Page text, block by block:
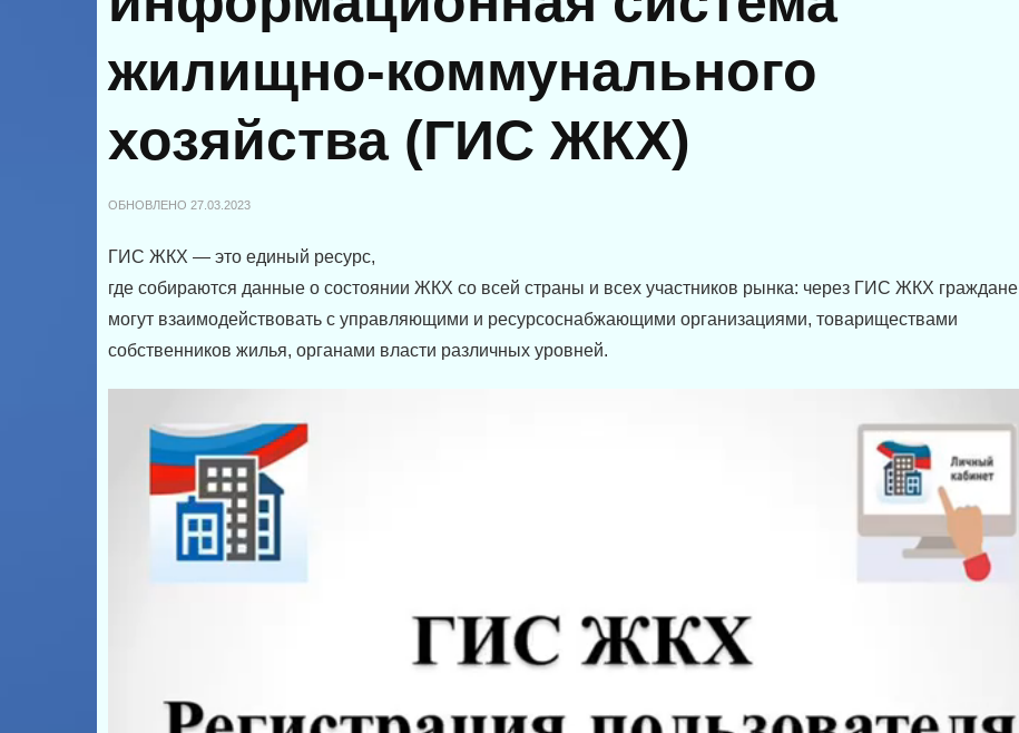
жилищно-коммунального
хозяйства (ГИС ЖКХ)
ОБНОВЛЕНО 27.03.2023
ГИС ЖКХ — это единый ресурс,
где собираются данные о состоянии ЖКХ со всей страны и всех участников рынка: через ГИС ЖКХ граждане
могут взаимодействовать с управляющими и ресурсоснабжающими организациями, товариществами
собственников жилья, органами власти различных уровней.